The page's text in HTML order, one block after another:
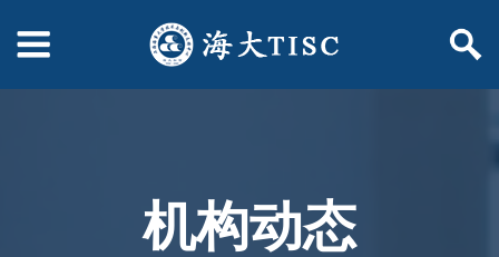
机构动态